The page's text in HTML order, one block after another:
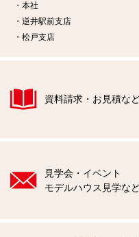
本社
逆井駅前支店
松戸支店
資料請求・お見積な
見学会・イベント
モデルハウス見学な